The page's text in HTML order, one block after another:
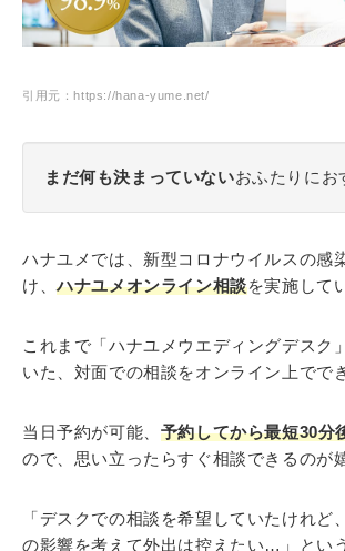
引用元：https://hana-yume.net/
まだ何も決まっていないおふたりにお
ハナユメでは、新型コロナウイルスの感
け、ハナユメオンライン相談を実施して
これまで「ハナユメウエディングデスク
いた、対面での相談をオンライン上でで
当日予約が可能、 予約してから最短30分
ので、思い立ったらすぐ相談できるのが
「デスクでの相談を希望していたけれど
の影響を考えて外出は控えたい…」とい